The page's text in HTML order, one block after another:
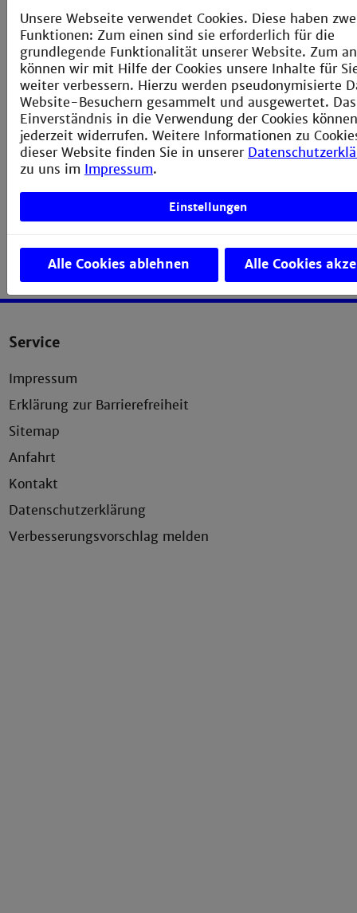
Vorlesung auswählen
Die Zugangs-PIN erfragen Sie bitte
in den Vorlesungen oder im Labor
der Physikalischen Chemie.
Service
Impressum
Erklärung zur Barrierefreiheit
Sitemap
Anfahrt
Kontakt
Datenschutzerklärung
Verbesserungsvorschlag melden
Unsere Webseite verwendet Cookies. Diese haben
Funktionen: Zum einen sind sie erforderlich für die
grundlegende Funktionalität unserer Website. Zum
können wir mit Hilfe der Cookies unsere Inhalte für
weiter verbessern. Hierzu werden pseudonymisierte
Website-Besuchern gesammelt und ausgewertet. Das
Einverständnis in die Verwendung der Cookies
jederzeit widerrufen. Weitere Informationen zu
dieser Website finden Sie in unserer
zu uns im Impressum.
Einstellungen
Alle Cookies ablehnen Alle Cookies